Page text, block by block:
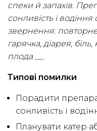
спеки й запахів.
сонливість і
звернення:
гарячка, діарея,
плода __.
Типові помилки
Порадити
сонливість і
Планувати катер